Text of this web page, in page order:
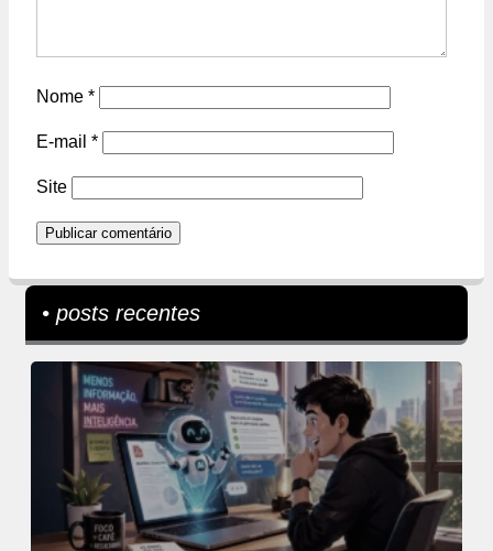
Nome *
E-mail *
Site
• posts recentes